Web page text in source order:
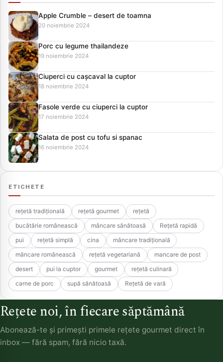
Apple Crumble – desert de toamna
20 noiembrie 2024
Porc cu legume thailandeze
19 noiembrie 2024
Ciuperci cu cașcaval la cuptor
18 noiembrie 2024
Fasole verde cu ciuperci la cuptor
17 noiembrie 2024
Salata de post cu tofu si spanac
16 noiembrie 2024
ETICHETE
rețetă tradițională rețetă gourmet
rețetă
bucătărie românească
mâncare sănătoasă
Rețetă rapidă
pui
rețetă simplă cina
mâncare tradițională
mâncare românească
rețetă vegetariană
mancare de post
desert
pui la cuptor gourmet
rețetă culinară
carne de porc
supă sănătoasă Rețetă de vară
Rețete noi, în fiecare săptămână
Abonează-te și primești primele rețete gourmet direct în
inbox — fără spam, fără nicio taxă.